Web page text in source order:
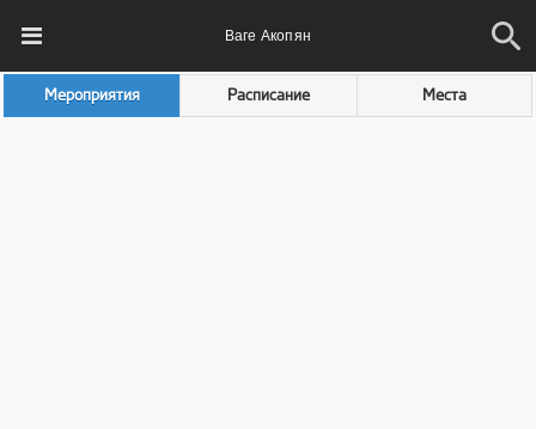
Ваге Акопян
Мероприятия Расписание Места